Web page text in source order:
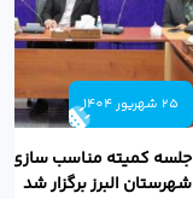
25 شهریور 1404
جلسه کمیته مناسب سازی
شهرستان البرز برگزار شد